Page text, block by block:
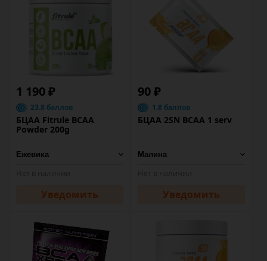
1 190 ₽
23.8 баллов
БЦАА Fitrule BCAA
Powder 200g
Уведомить
90 ₽
1.8 баллов
БЦАА 2SN BCAA 1 serv
Уведомить